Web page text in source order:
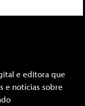
e editora que
e notícias sobre